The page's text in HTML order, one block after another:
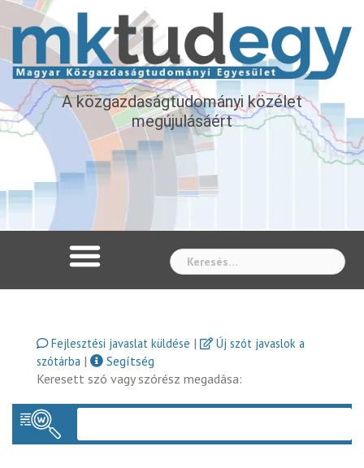
A közgazdaságtudományi közélet
megújulásáért
Fejlesztési javaslat küldése |
Új szót javaslok a
szótárba |
Segítség
Keresett szó vagy szórész megadása: